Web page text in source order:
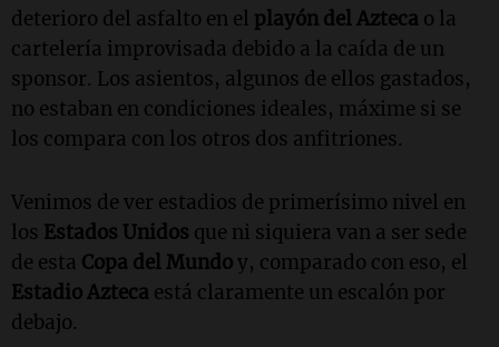
deterioro del asfalto en el playón del Azteca o la
cartelería improvisada debido a la caída de un
sponsor. Los asientos, algunos de ellos gastados,
no estaban en condiciones ideales, máxime si se
los compara con los otros dos anfitriones.
Venimos de ver estadios de primerísimo nivel en
los Estados Unidos que ni siquiera van a ser sede
de esta Copa del Mundoy, comparado con eso, el
Estadio Azteca está claramente un escalón por
debajo.